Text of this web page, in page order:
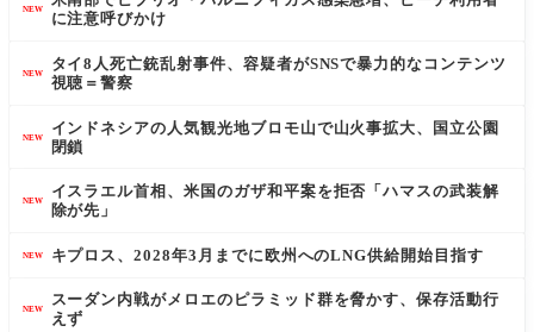
NEW
に注意呼びかけ
NEW
タイ8人死亡銃乱射事件、容疑者がSNSで暴力的なコンテンツ
視聴＝警察
NEW
インドネシアの人気観光地ブロモ山で山火事拡大、国立公園
閉鎖
NEW
イスラエル首相、米国のガザ和平案を拒否「ハマスの武装解
除が先」
NEW キプロス、2028年3月までに欧州へのLNG供給開始目指す
NEW
スーダン内戦がメロエのピラミッド群を脅かす、保存活動行
えず